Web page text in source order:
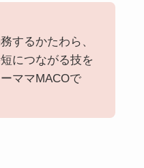
するかたわら、
につながる技を
ママMACOで